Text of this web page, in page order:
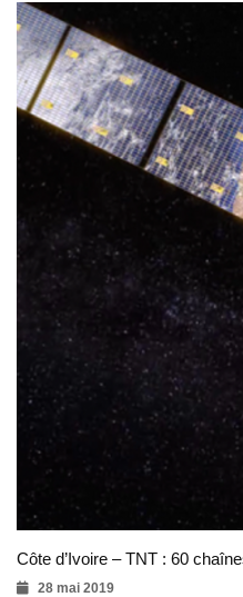
Côte d’Ivoire – TNT : 60
28 mai 2019